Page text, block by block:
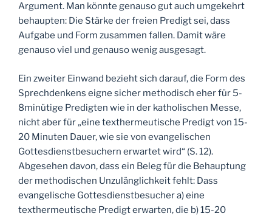
Argument. Man könnte genauso gut auch umgekehrt
behaupten: Die Stärke der freien Predigt sei, dass
Aufgabe und Form zusammen fallen. Damit wäre
genauso viel und genauso wenig ausgesagt.
Ein zweiter Einwand bezieht sich darauf, die Form des
Sprechdenkens eigne sicher methodisch eher für 5-
8minütige Predigten wie in der katholischen Messe,
nicht aber für „eine texthermeutische Predigt von 15-
20 Minuten Dauer, wie sie von evangelischen
Gottesdienstbesuchern erwartet wird“ (S. 12).
Abgesehen davon, dass ein Beleg für die Behauptung
der methodischen Unzulänglichkeit fehlt: Dass
evangelische Gottesdienstbesucher a) eine
texthermeutische Predigt erwarten, die b) 15-20